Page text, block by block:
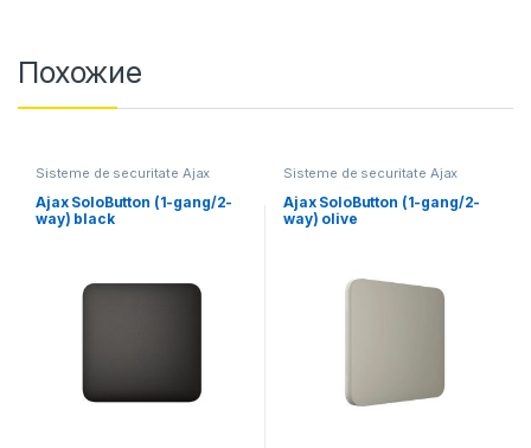
Похожие
Sisteme de securitate Ajax
Ajax SoloButton (1-gang/2-
way) black
Sisteme de securitate Ajax
Ajax SoloButton (1-gang/2-
way) olive